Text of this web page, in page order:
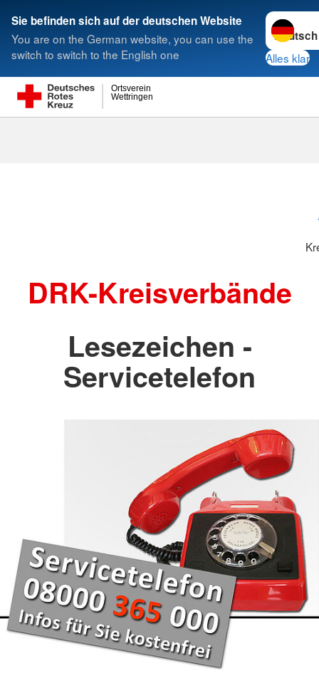
Sie befinden sich auf der deutschen Website
You are on the German website, you can use the
switch to switch to the English one
Sprache
Alles klar
Wettringen
Ortsverein
Suche
DRK-Kreisverbände
Lesezeichen -
Servicetelefon